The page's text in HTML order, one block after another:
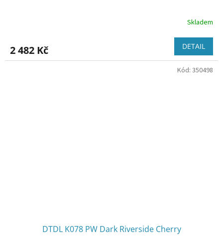
Skladem
2 482 Kč DETAIL
DTDL K078 PW Dark Riverside Cherry
Kód: 350498